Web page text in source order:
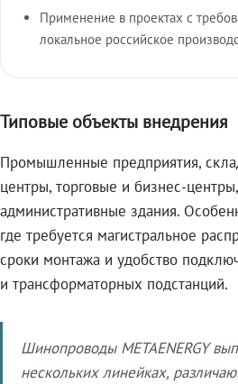
Применение в проектах с
локальное российское
Типовые объекты внедрения
Промышленные предприятия,
центры, торговые и бизнес-
административные здания.
где требуется магистральное
сроки монтажа и удобство
и трансформаторных подстанций.
Шинопроводы METAENERGY
нескольких линейках,